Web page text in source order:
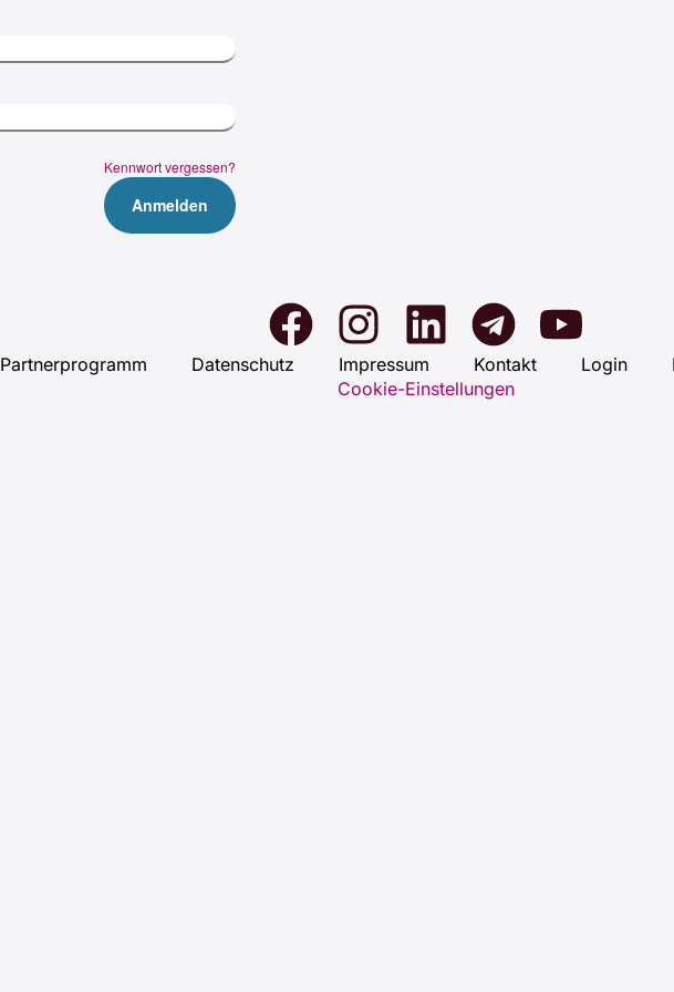
Kennwort vergessen?
Part­ner­pro­gramm Daten­schutz Impres­sum Kon­takt Log­in
Cookie-Einstellungen